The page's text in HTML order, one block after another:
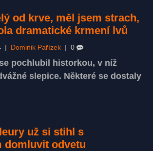
od krve, měl jsem strach,
dramatické krmení lvů
Dominik Pařízek 0
pochlubil historkou, v níž
slepice. Některé se dostaly
už si stihl s
domluvit odvetu